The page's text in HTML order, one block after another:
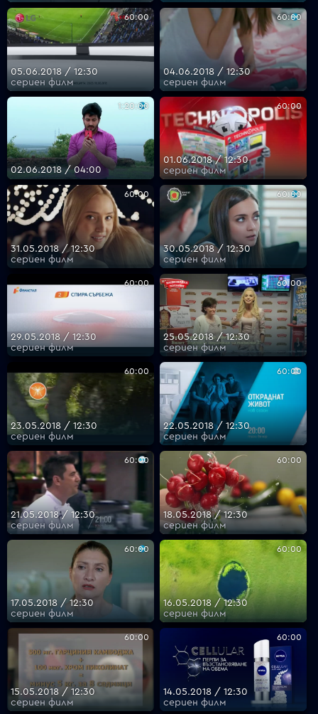
60:00
05.06.2018 / 12:30
сериен филм
60:00
04.06.2018 / 12:30
сериен филм
1:20:00
02.06.2018 / 04:00
60:00
01.06.2018 / 12:30
сериен филм
60:00
31.05.2018 / 12:30
сериен филм
60:00
30.05.2018 / 12:30
сериен филм
60:00
29.05.2018 / 12:30
сериен филм
60:00
25.05.2018 / 12:30
сериен филм
60:00
23.05.2018 / 12:30
сериен филм
60:00
22.05.2018 / 12:30
сериен филм
60:00
21.05.2018 / 12:30
сериен филм
60:00
18.05.2018 / 12:30
сериен филм
60:00
17.05.2018 / 12:30
сериен филм
60:00
16.05.2018 / 12:30
сериен филм
60:00
15.05.2018 / 12:30
сериен филм
60:00
14.05.2018 / 12:30
сериен филм